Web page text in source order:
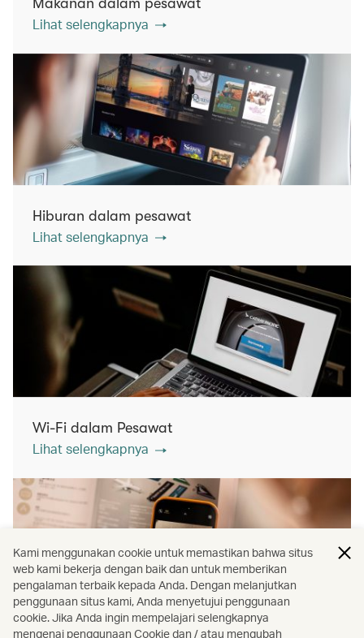
Lihat selengkapnya
Hiburan dalam pesawat
Lihat selengkapnya
Wi-Fi dalam Pesawat
Lihat selengkapnya
Kami menggunakan cookie untuk memastikan bahwa situs
web kami bekerja dengan baik dan untuk memberikan
pengalaman terbaik kepada Anda. Dengan melanjutkan
penggunaan situs kami, Anda menyetujui penggunaan
cookie. Jika Anda ingin mempelajari selengkapnya
mengenai penggunaan Cookie dan / atau mengubah